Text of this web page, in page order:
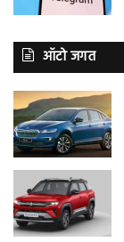
ऑटो जगत